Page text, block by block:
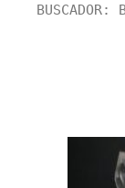
BUSCADOR: